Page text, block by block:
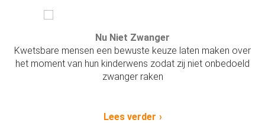
Nu Niet Zwanger
Kwetsbare mensen een bewuste keuze laten maken over
het moment van hun kinderwens zodat zij niet onbedoeld
zwanger raken
Lees verder